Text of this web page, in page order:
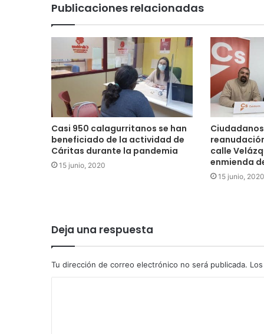
Publicaciones relacionadas
Casi 950 calagurritanos se han
beneficiado de la actividad de
Cáritas durante la pandemia
15 junio, 2020
calle
enmienda
15 junio, 2020
Deja una respuesta
Tu dirección de correo electrónico no será publicada.